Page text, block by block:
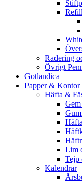
Radering
Övrigt
Gotlandica
Papper & Kontor
Häfta &
Lim
Tejp
Kalendrar